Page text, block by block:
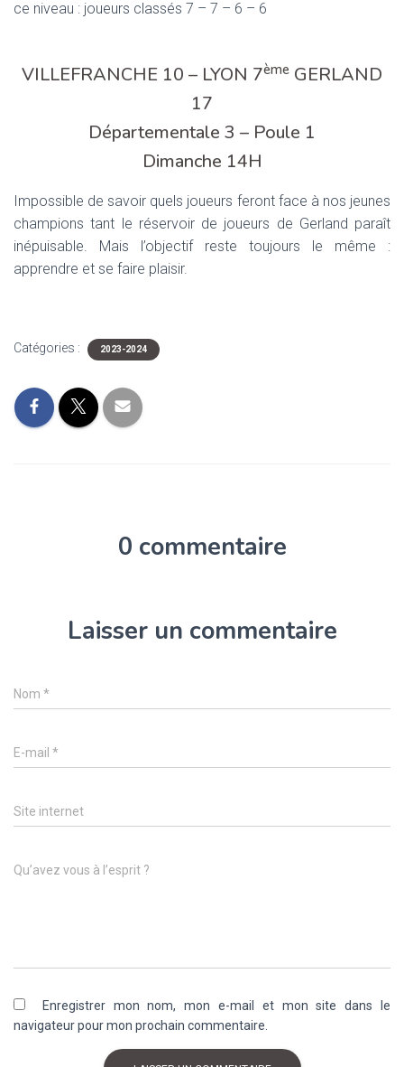
ce niveau : joueurs classés 7 – 7 – 6 – 6
VILLEFRANCHE 10 – LYON 7ème GERLAND
17
Départementale 3 – Poule 1
Dimanche 14H
Impossible de savoir quels joueurs feront face à nos jeunes
champions tant le réservoir de joueurs de Gerland paraît
inépuisable. Mais l’objectif reste toujours le même :
apprendre et se faire plaisir.
Catégories : 2023-2024
0 commentaire
Laisser un commentaire
Nom *
E-mail *
Site internet
Qu’avez vous à l’esprit ?
Enregistrer mon nom, mon e-mail et mon site dans le
navigateur pour mon prochain commentaire.